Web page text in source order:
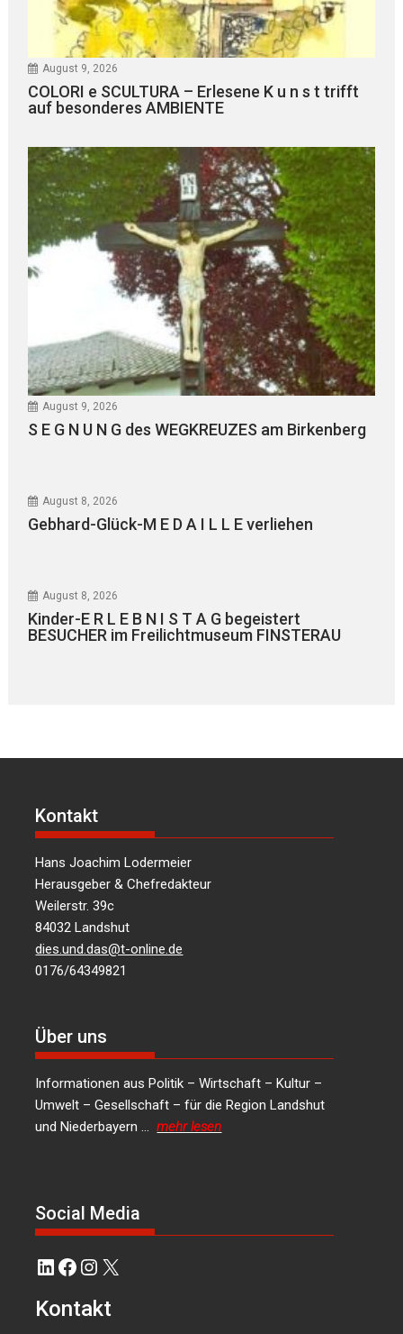
August 9, 2026
COLORI e SCULTURA – Erlesene K u n s t trifft
auf besonderes AMBIENTE
August 9, 2026
S E G N U N G des WEGKREUZES am Birkenberg
August 8, 2026
Gebhard-Glück-M E D A I L L E verliehen
August 8, 2026
Kinder-E R L E B N I S T A G begeistert
BESUCHER im Freilichtmuseum FINSTERAU
Kontakt
Hans Joachim Lodermeier
Herausgeber & Chefredakteur
Weilerstr. 39c
84032 Landshut
dies.und.das@t-online.de
0176/64349821
Über uns
Informationen aus Politik – Wirtschaft – Kultur –
Umwelt – Gesellschaft – für die Region Landshut
und Niederbayern …mehr lesen
Social Media
LinkedIn
Facebook
Instagram
X
Kontakt